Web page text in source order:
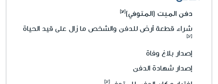
دفن الميت (المتوفي)
شراء قطعة أرض للدفن والشخص ما زال على قيد الحياة
إصدار بلاغ وفاة
إصدار شهادة الدفن